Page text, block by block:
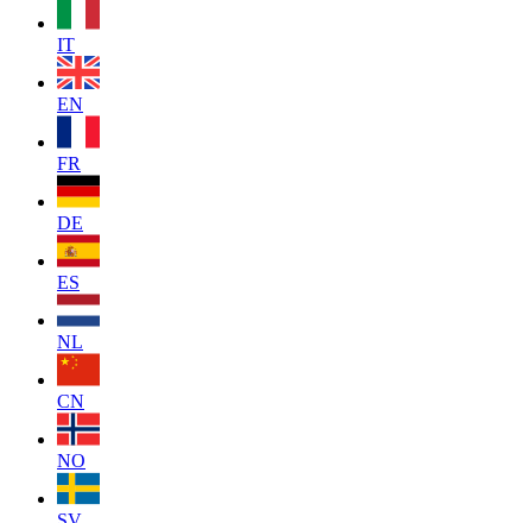
IT
EN
FR
DE
ES
NL
CN
NO